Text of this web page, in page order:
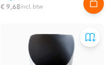
€ 9,68incl. btw